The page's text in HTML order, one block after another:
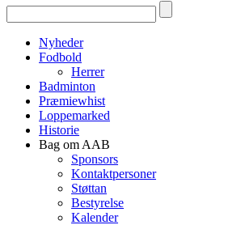
Nyheder
Fodbold
Herrer
Badminton
Præmiewhist
Loppemarked
Historie
Bag om AAB
Sponsors
Kontaktpersoner
Støttan
Bestyrelse
Kalender